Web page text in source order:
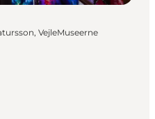
VejleMuseerne